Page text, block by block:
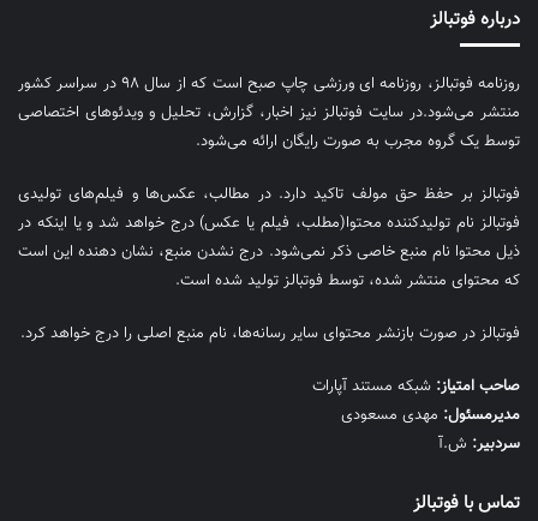
درباره فوتبالز
روزنامه فوتبالز، روزنامه ای ورزشی چاپ صبح است که از سال ۹۸ در سراسر کشور
منتشر می‌شود.در سایت فوتبالز نیز اخبار، گزارش، تحلیل و ویدئوهای اختصاصی
توسط یک گروه مجرب به صورت رایگان ارائه می‌شود.
فوتبالز بر حفظ حق مولف تاکید دارد. در مطالب، عکس‌ها و فیلم‌های تولیدی
فوتبالز نام تولیدکننده محتوا(مطلب، فیلم یا عکس) درج خواهد شد و یا اینکه در
ذیل محتوا نام منبع خاصی ذکر نمی‌‎شود. درج نشدن منبع، نشان دهنده این است
که محتوای منتشر شده، توسط فوتبالز تولید شده است.
فوتبالز در صورت بازنشر محتوای سایر رسانه‌ها، نام منبع اصلی را درج خواهد کرد.
صاحب امتیاز: شبکه مستند آپارات
مديرمسئول: مهدی مسعودی
سردبیر: ش.آ
تماس با فوتبالز